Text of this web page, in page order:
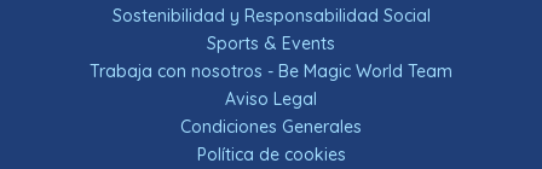
Sostenibilidad y Responsabilidad Social
Sports & Events
Trabaja con nosotros - Be Magic World Team
Aviso Legal
Condiciones Generales
Política de cookies